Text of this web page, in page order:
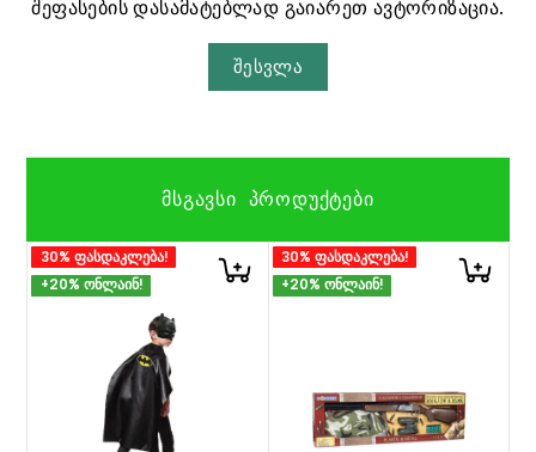
შეფასების დასამატებლად გაიარეთ ავტორიზაცია.
შესვლა
ᲛᲡᲒᲐᲕᲡᲘ ᲞᲠᲝᲓᲣᲥᲢᲔᲑᲘ
30% ფასდაკლება!
+20% ონლაინ!
30% ფასდაკლება!
+20% ონლაინ!